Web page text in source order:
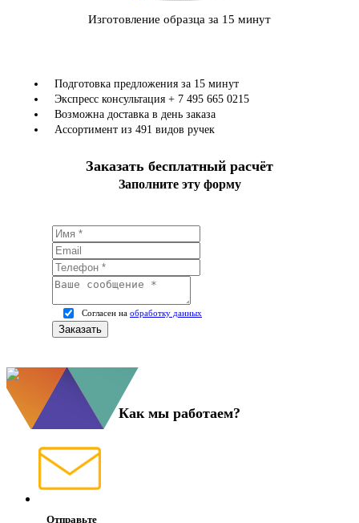
Изготовление образца за 15 минут
Подготовка предложения за 15 минут
Экспресс консультация + 7 495 665 0215
Возможна доставка в день заказа
Ассортимент из 491 видов ручек
Заказать бесплатный расчёт
Заполните эту форму
Согласен на обработку данных
Как мы работаем?
Отправьте